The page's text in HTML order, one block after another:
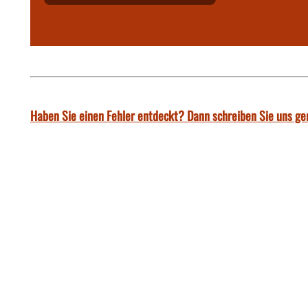
Haben Sie einen Fehler entdeckt? Dann schreiben Sie uns